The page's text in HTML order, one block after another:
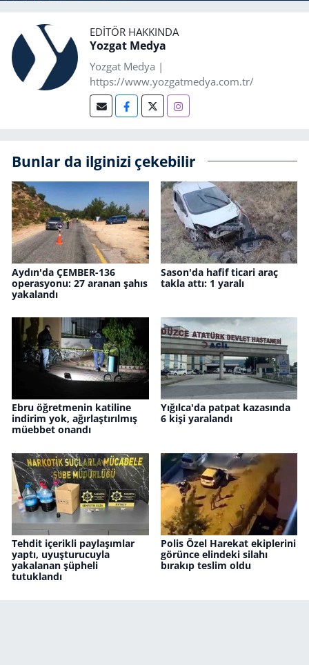
EDITÖR HAKKINDA
Yozgat Medya
Yozgat Medya |
https://www.yozgatmedya.com.tr/
Bunlar da ilginizi çekebilir
Aydın'da ÇEMBER-136
operasyonu: 27 aranan şahıs
yakalandı
Sason'da hafif ticari araç
takla attı: 1 yaralı
Ebru öğretmenin katiline
indirim yok, ağırlaştırılmış
müebbet onandı
Yığılca'da patpat kazasında
6 kişi yaralandı
Tehdit içerikli paylaşımlar
yaptı, uyuşturucuyla
yakalanan şüpheli
tutuklandı
Polis Özel Harekat ekiplerini
görünce elindeki silahı
bırakıp teslim oldu